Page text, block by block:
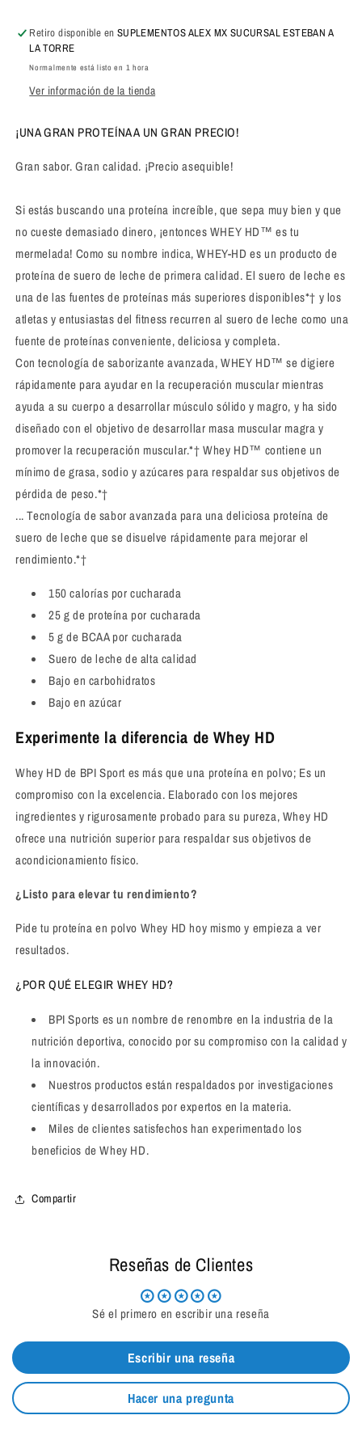
Retiro disponible en SUPLEMENTOS ALEX MX SUCURSAL ESTEBAN A
LA TORRE
Normalmente está listo en 1 hora
Ver información de la tienda
¡UNA GRAN PROTEÍNA A UN GRAN PRECIO!
Gran sabor. Gran calidad. ¡Precio asequible!
Si estás buscando una proteína increíble, que sepa muy bien y que
no cueste demasiado dinero, ¡entonces WHEY HD™ es tu
mermelada! Como su nombre indica, WHEY-HD es un producto de
proteína de suero de leche de primera calidad. El suero de leche es
una de las fuentes de proteínas más superiores disponibles*† y los
atletas y entusiastas del fitness recurren al suero de leche como una
fuente de proteínas conveniente, deliciosa y completa.
Con tecnología de saborizante avanzada, WHEY HD™ se digiere
rápidamente para ayudar en la recuperación muscular mientras
ayuda a su cuerpo a desarrollar músculo sólido y magro, y ha sido
diseñado con el objetivo de desarrollar masa muscular magra y
promover la recuperación muscular.*† Whey HD™ contiene un
mínimo de grasa, sodio y azúcares para respaldar sus objetivos de
pérdida de peso.*†
... Tecnología de sabor avanzada para una deliciosa proteína de
suero de leche que se disuelve rápidamente para mejorar el
rendimiento.*†
150 calorías por cucharada
25 g de proteína por cucharada
5 g de BCAA por cucharada
Suero de leche de alta calidad
Bajo en carbohidratos
Bajo en azúcar
Experimente la diferencia de Whey HD
Whey HD de BPI Sport es más que una proteína en polvo; Es un
compromiso con la excelencia. Elaborado con los mejores
ingredientes y rigurosamente probado para su pureza, Whey HD
ofrece una nutrición superior para respaldar sus objetivos de
acondicionamiento físico.
¿Listo para elevar tu rendimiento?
Pide tu proteína en polvo Whey HD hoy mismo y empieza a ver
resultados.
¿POR QUÉ ELEGIR WHEY HD?
BPI Sports es un nombre de renombre en la industria de la
nutrición deportiva, conocido por su compromiso con la calidad y
la innovación.
Nuestros productos están respaldados por investigaciones
científicas y desarrollados por expertos en la materia.
Miles de clientes satisfechos han experimentado los
beneficios de Whey HD.
Compartir
Reseñas de Clientes
Sé el primero en escribir una reseña
Escribir una reseña
Hacer una pregunta